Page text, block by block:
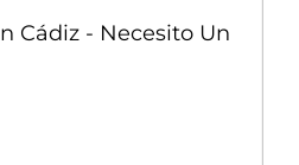
Cádiz - Necesito Un